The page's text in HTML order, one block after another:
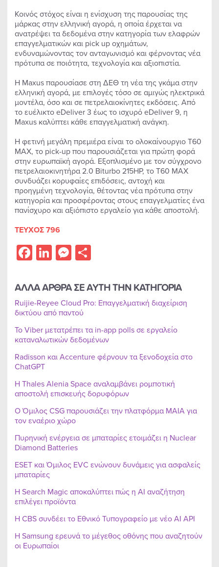
Κοινός στόχος είναι η ενίσχυση της παρουσίας της
μάρκας στην ελληνική αγορά, η οποία έρχεται να
ανατρέψει τα δεδομένα στην κατηγορία των ελαφρών
επαγγελματικών και pick up οχημάτων,
ενδυναμώνοντας τον ανταγωνισμό και φέρνοντας νέα
πρότυπα σε ποιότητα, τεχνολογία και αξιοπιστία.
Η Maxus παρουσίασε στη ΔΕΘ τη νέα της γκάμα στην
ελληνική αγορά, με επιλογές τόσο σε αμιγώς ηλεκτρικά
μοντέλα, όσο και σε πετρελαιοκίνητες εκδόσεις. Από
το ευέλικτο eDeliver 3 έως το ισχυρό eDeliver 9, η
Maxus καλύπτει κάθε επαγγελματική ανάγκη.
Η φετινή μεγάλη πρεμιέρα είναι το ολοκαίνουργιο T60
MAX, το pick-up που παρουσιάζεται για πρώτη φορά
στην ευρωπαϊκή αγορά. Εξοπλισμένο με τον σύγχρονο
πετρελαιοκινητήρα 2.0 Biturbo 215HP, το T60 MAX
συνδυάζει κορυφαίες επιδόσεις, αντοχή και
προηγμένη τεχνολογία, θέτοντας νέα πρότυπα στην
κατηγορία και προσφέροντας στους επαγγελματίες ένα
πανίσχυρο και αξιόπιστο εργαλείο για κάθε αποστολή.
ΤΕΥΧΟΣ 796
Facebook
LinkedIn
Messenger
ΑΛΛΑ ΑΡΘΡΑ ΣΕ ΑΥΤΗ ΤΗΝ ΚΑΤΗΓΟΡΙΑ
Ruijie-Reyee Cloud Pro: Επαγγελματική διαχείριση
δικτύου από παντού
Το Viber μετατρέπει τα in-app polls σε εργαλείο
καταναλωτικών δεδομένων
Radisson και Accenture φέρνουν τα ξενοδοχεία στο
ChatGPT
Η Thales Alenia Space αναλαμβάνει ρομποτική
αποστολή επισκευής δορυφόρων
Ο Όμιλος CSG παρουσιάζει την πλατφόρμα MAIA για
τον εναέριο χώρο
Πυρηνική ενέργεια σε μπαταρίες ετοιμάζει η Nuclear
Diamond Batteries
ESET και Όμιλος EVC ενώνουν δυνάμεις για ασφαλείς
μπαταρίες
Η Search Magic αποκαλύπτει πώς η AI αναζήτηση
επιλέγει προϊόντα
Η CBS συνδέει το Εθνικό Τυπογραφείο με νέο AI API
Η Samsung ερευνά το μέγεθος οθόνης που αναζητούν
οι Ευρωπαίοι